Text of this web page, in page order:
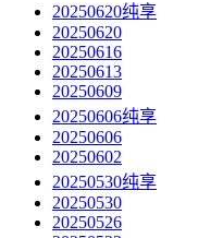
20250620纯享
20250620
20250616
20250613
20250609
20250606纯享
20250606
20250602
20250530纯享
20250530
20250526